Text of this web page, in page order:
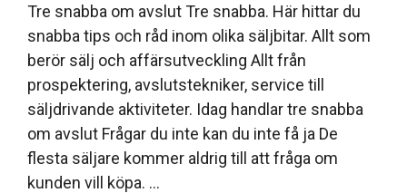
Tre snabba om avslut Tre snabba. Här hittar du
snabba tips och råd inom olika säljbitar. Allt som
berör sälj och affärsutveckling Allt från
prospektering, avslutstekniker, service till
säljdrivande aktiviteter. Idag handlar tre snabba
om avslut Frågar du inte kan du inte få ja De
flesta säljare kommer aldrig till att fråga om
kunden vill köpa. …